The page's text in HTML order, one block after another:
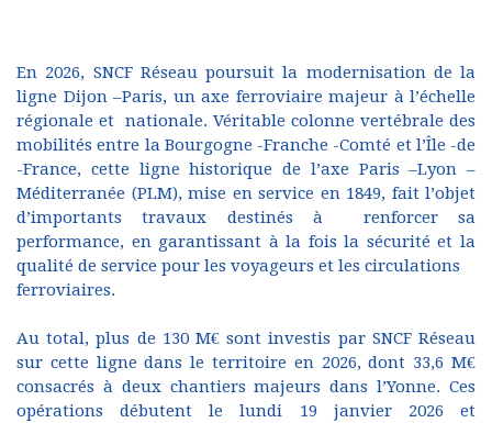
En 2026, SNCF Réseau poursuit la modernisation de la
ligne Dijon –Paris, un axe ferroviaire majeur à l’échelle
régionale et nationale. Véritable colonne vertébrale des
mobilités entre la Bourgogne -Franche -Comté et l’Île -de
-France, cette ligne historique de l’axe Paris –Lyon –
Méditerranée (PLM), mise en service en 1849, fait l’objet
d’importants travaux destinés à renforcer sa
performance, en garantissant à la fois la sécurité et la
qualité de service pour les voyageurs et les circulations
ferroviaires.
Au total, plus de 130 M€ sont investis par SNCF Réseau
sur cette ligne dans le territoire en 2026, dont 33,6 M€
consacrés à deux chantiers majeurs dans l’Yonne. Ces
opérations débutent le lundi 19 janvier 2026 et